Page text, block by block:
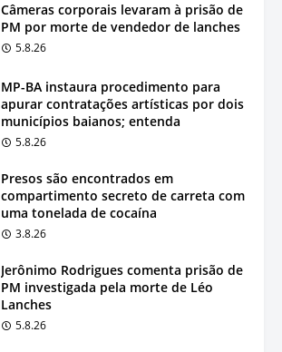
Câmeras corporais levaram à prisão de
PM por morte de vendedor de lanches
5.8.26
MP-BA instaura procedimento para
apurar contratações artísticas por dois
municípios baianos; entenda
5.8.26
Presos são encontrados em
compartimento secreto de carreta com
uma tonelada de cocaína
3.8.26
Jerônimo Rodrigues comenta prisão de
PM investigada pela morte de Léo
Lanches
5.8.26